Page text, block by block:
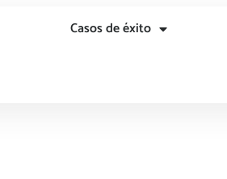
Casos de éxito